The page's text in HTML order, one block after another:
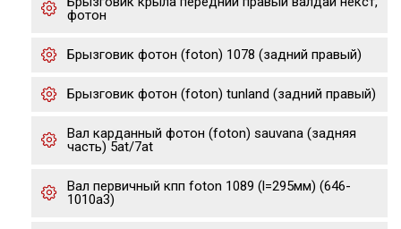
фотон
Брызговик фотон (foton) 1078 (задний правый)
Брызговик фотон (foton) tunland (задний правый)
Вал карданный фотон (foton) sauvana (задняя
часть) 5at/7at
Вал первичный кпп foton 1089 (l=295мм) (646-
1010a3)